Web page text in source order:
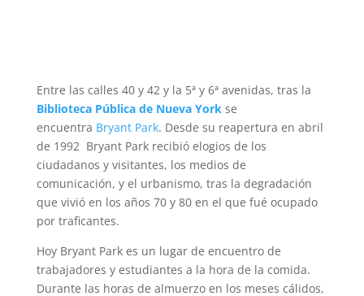
Entre las calles 40 y 42 y la 5ª y 6ª avenidas, tras la
Biblioteca Pública de Nueva Yorkse
encuentra Bryant Park. Desde su reapertura en abril
de 1992 Bryant Park recibió elogios de los
ciudadanos y visitantes, los medios de
comunicación, y el urbanismo, tras la degradación
que vivió en los años 70 y 80 en el que fué ocupado
por traficantes.
Hoy Bryant Park es un lugar de encuentro de
trabajadores y estudiantes a la hora de la comida.
Durante las horas de almuerzo en los meses cálidos,